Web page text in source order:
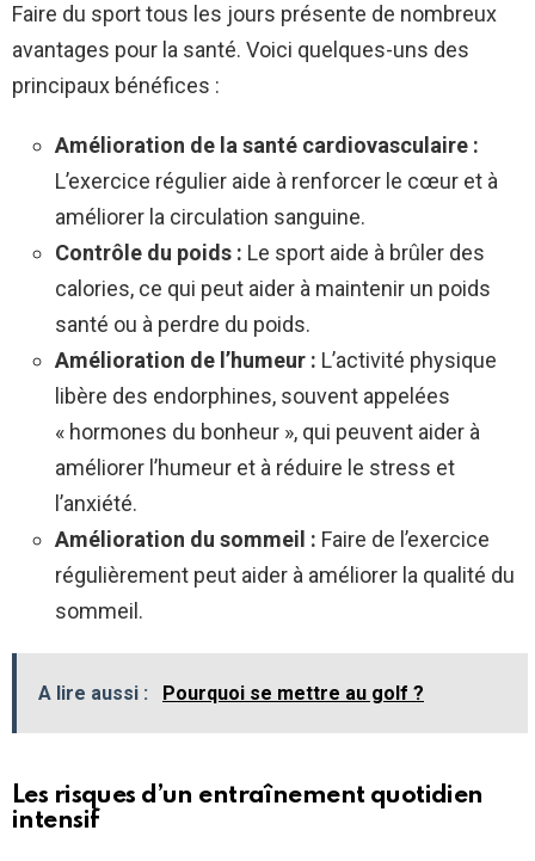
Faire du sport tous les jours présente de nombreux
avantages pour la santé. Voici quelques-uns des
principaux bénéfices :
Amélioration de la santé cardiovasculaire :
L’exercice régulier aide à renforcer le cœur et à
améliorer la circulation sanguine.
Contrôle du poids : Le sport aide à brûler des
calories, ce qui peut aider à maintenir un poids
santé ou à perdre du poids.
Amélioration de l’humeur : L’activité physique
libère des endorphines, souvent appelées
« hormones du bonheur », qui peuvent aider à
améliorer l’humeur et à réduire le stress et
l’anxiété.
Amélioration du sommeil : Faire de l’exercice
régulièrement peut aider à améliorer la qualité du
sommeil.
A lire aussi : Pourquoi se mettre au golf ?
Les risques d’un entraînement quotidien
intensif